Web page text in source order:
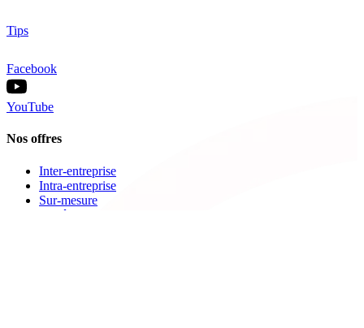
Tips
Facebook
YouTube
Nos offres
Inter-entreprise
Intra-entreprise
Sur-mesure
Diplômante